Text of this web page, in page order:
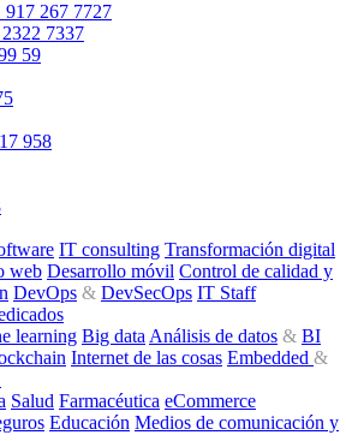
917 267 7727
7337
59
958
IT consulting Transformación digital
web Desarrollo móvil Control de calidad y
DevOps & DevSecOps IT Staff
learning Big data Análisis de datos & BI
Internet de las cosas Embedded &
Salud Farmacéutica eCommerce
Educación Medios de comunicación y